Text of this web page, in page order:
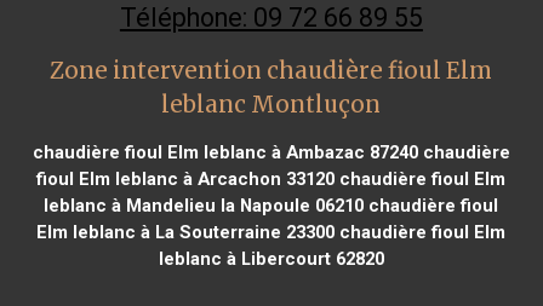
Téléphone: 09 72 66 89 55
Zone intervention chaudière fioul Elm
leblanc Montluçon
chaudière fioul Elm leblanc à Ambazac 87240chaudière
fioul Elm leblanc à Arcachon 33120 chaudière fioul Elm
leblanc à Mandelieu la Napoule 06210 chaudière fioul
Elm leblanc à La Souterraine 23300 chaudière fioul Elm
leblanc à Libercourt 62820